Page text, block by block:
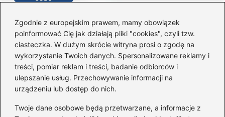
Zgodnie z europejskim prawem, mamy obowiązek
poinformować Cię jak działają pliki "cookies", czyli tzw.
ciasteczka. W dużym skrócie witryna prosi o zgodę na
wykorzystanie Twoich danych. Spersonalizowane reklamy i
treści, pomiar reklam i treści, badanie odbiorców i
ulepszanie usług. Przechowywanie informacji na
urządzeniu lub dostęp do nich.
Twoje dane osobowe będą przetwarzane, a informacje z
Ile kosztuje projekt
łazienki u architekta —
ceny, które naprawdę
zaskoczą
Jak zamontować listwę